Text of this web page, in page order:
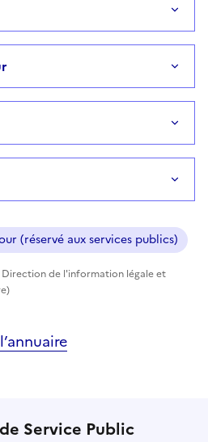
(réservé aux services publics)
Direction de l'information légale et
Service Public